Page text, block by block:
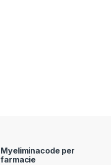
Myeliminacode per
farmacie